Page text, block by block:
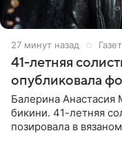
27 минут назад
41-летняя
опубликовала
Балерина Анастасия
бикини. 41-летняя
позировала в